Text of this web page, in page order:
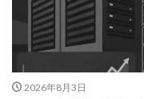
2026年8月3日